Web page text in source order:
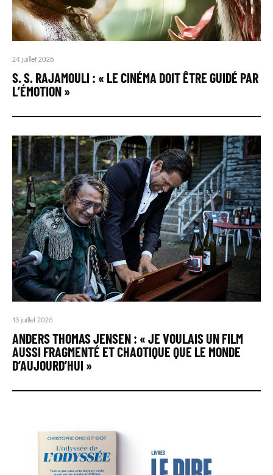
24 juillet 2026
S. S. RAJAMOULI : « LE CINÉMA DOIT ÊTRE GUIDÉ PAR
L’ÉMOTION »
13 juillet 2026
ANDERS THOMAS JENSEN : « JE VOULAIS UN FILM
AUSSI FRAGMENTÉ ET CHAOTIQUE QUE LE MONDE
D’AUJOURD’HUI »